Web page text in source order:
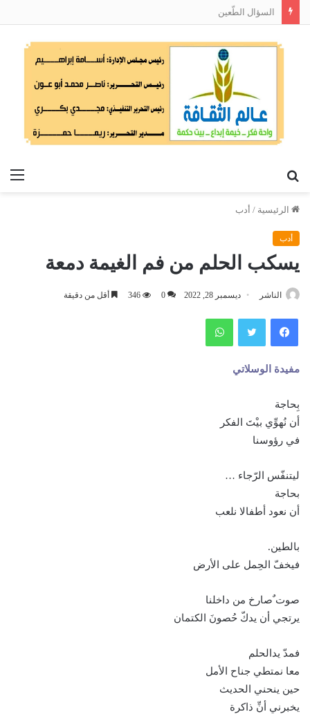
السؤال الطّعين
الرئيسية / أدب
أدب
يسكب الحلم من فم الغيمة دمعة
الناشر ديسمبر 28, 2022 0
346 أقل من دقيقة
فيسبوك تويتر واتساب
مفيدة الوسلاتي
بِحاجة
أن نُهوِّي بيْتَ الفكر
في رؤوسنا
ليتنفّس الرّجاء …
بحاجة
أن نعود أطفالا نلعب
بالطين.
فيخفّ الحِمل على الأرض
صوت ٌصارخ من داخلنا
يرتجي أن يدكّ حُصونَ الكتمان
فمدّ يدالحلم
معا نمتطي جناح الأمل
حين ينحني الحديث
يخبرني أنِّ ذاكرة